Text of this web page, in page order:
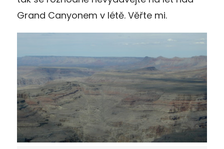
Grand Canyonem v létě. Věřte mi.